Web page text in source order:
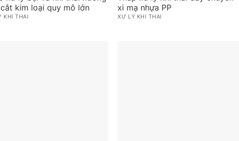
kim loại quy mô lớn
KHÍ THẢI
xi mạ nhựa PP
XỬ LÝ KHÍ THẢI